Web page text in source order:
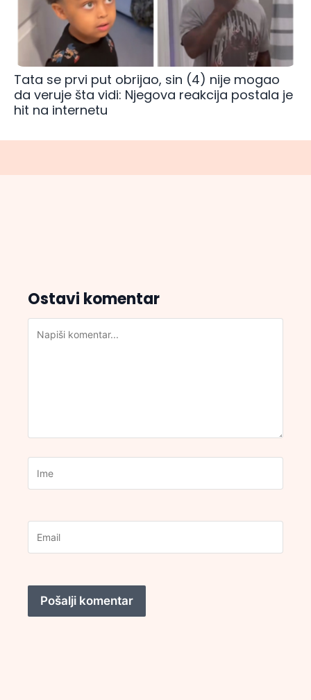
Tata se prvi put obrijao, sin (4) nije mogao
da veruje šta vidi: Njegova reakcija postala je
hit na internetu
Ostavi komentar